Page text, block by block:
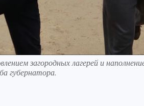
загородных лагерей и
губернатора.